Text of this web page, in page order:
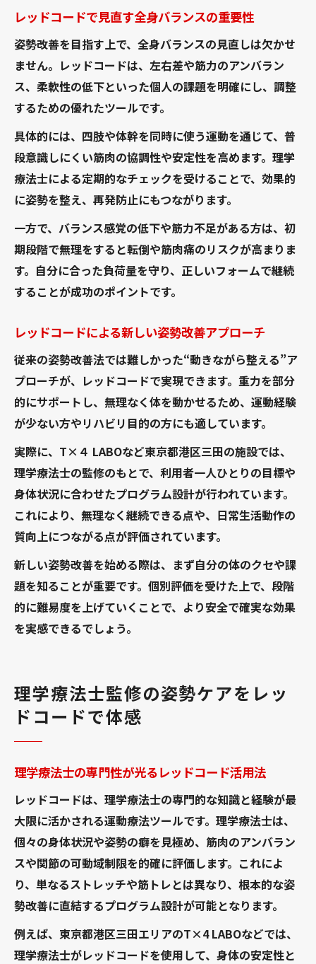
レッドコードで見直す全身バランスの重要性
姿勢改善を目指す上で、全身バランスの見直しは欠かせ
ません。レッドコードは、左右差や筋力のアンバラン
ス、柔軟性の低下といった個人の課題を明確にし、調整
するための優れたツールです。
具体的には、四肢や体幹を同時に使う運動を通じて、普
段意識しにくい筋肉の協調性や安定性を高めます。理学
療法士による定期的なチェックを受けることで、効果的
に姿勢を整え、再発防止にもつながります。
一方で、バランス感覚の低下や筋力不足がある方は、初
期段階で無理をすると転倒や筋肉痛のリスクが高まりま
す。自分に合った負荷量を守り、正しいフォームで継続
することが成功のポイントです。
レッドコードによる新しい姿勢改善アプローチ
従来の姿勢改善法では難しかった“動きながら整える”ア
プローチが、レッドコードで実現できます。重力を部分
的にサポートし、無理なく体を動かせるため、運動経験
が少ない方やリハビリ目的の方にも適しています。
実際に、T×４ LABOなど東京都港区三田の施設では、
理学療法士の監修のもとで、利用者一人ひとりの目標や
身体状況に合わせたプログラム設計が行われています。
これにより、無理なく継続できる点や、日常生活動作の
質向上につながる点が評価されています。
新しい姿勢改善を始める際は、まず自分の体のクセや課
題を知ることが重要です。個別評価を受けた上で、段階
的に難易度を上げていくことで、より安全で確実な効果
を実感できるでしょう。
理学療法士監修の姿勢ケアをレッ
ドコードで体感
理学療法士の専門性が光るレッドコード活用法
レッドコードは、理学療法士の専門的な知識と経験が最
大限に活かされる運動療法ツールです。理学療法士は、
個々の身体状況や姿勢の癖を見極め、筋肉のアンバラン
スや関節の可動域制限を的確に評価します。これによ
り、単なるストレッチや筋トレとは異なり、根本的な姿
勢改善に直結するプログラム設計が可能となります。
例えば、東京都港区三田エリアのT×4 LABOなどでは、
理学療法士がレッドコードを使用して、身体の安定性と